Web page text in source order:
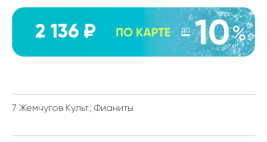
2 136 ₽
7 Жемчугов Культ.; Фианиты